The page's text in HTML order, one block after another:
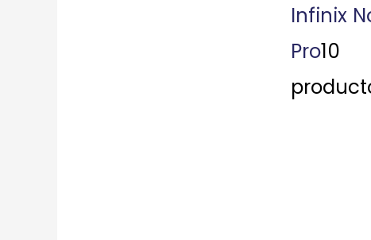
Infinix
Pro10